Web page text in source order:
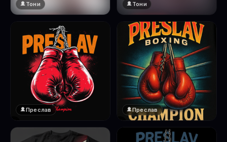
Натисни за преглед
Тони
🔞 18+
Натисни за преглед
Тони
❤️
1
Преслав
❤️
Преслав